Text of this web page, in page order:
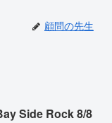
顧問の先生
Side Rock 8/8